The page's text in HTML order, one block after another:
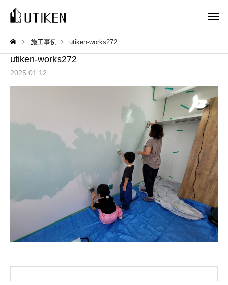
施工事例 utiken-works272
utiken-works272
2025.01.12